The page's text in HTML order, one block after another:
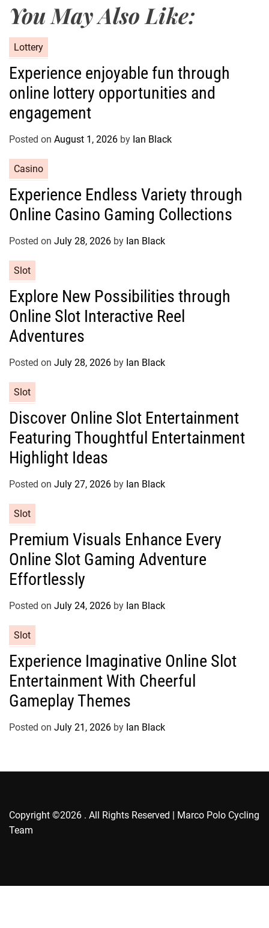
You May Also Like:
a
e
o
r
s
Lottery
Experience enjoyable fun through
online lottery opportunities and
engagement
Posted on August 1, 2026 by Ian Black
a
e
o
s
Casino
Experience Endless Variety through
Online Casino Gaming Collections
Posted on July 28, 2026 by Ian Black
a
e
g
o
r
s
Slot
Explore New Possibilities through
Online Slot Interactive Reel
Adventures
Posted on July 28, 2026 by Ian Black
a
e
g
o
r
s
Slot
Discover Online Slot Entertainment
Featuring Thoughtful Entertainment
Highlight Ideas
Posted on July 27, 2026 by Ian Black
a
e
g
o
r
s
Slot
Premium Visuals Enhance Every
Online Slot Gaming Adventure
Effortlessly
Posted on July 24, 2026 by Ian Black
a
e
g
o
r
Slot
Experience Imaginative Online Slot
Entertainment With Cheerful
Gameplay Themes
Posted on July 21, 2026 by Ian Black
Copyright ©2026 . All Rights Reserved | Marco Polo Cycling
Team